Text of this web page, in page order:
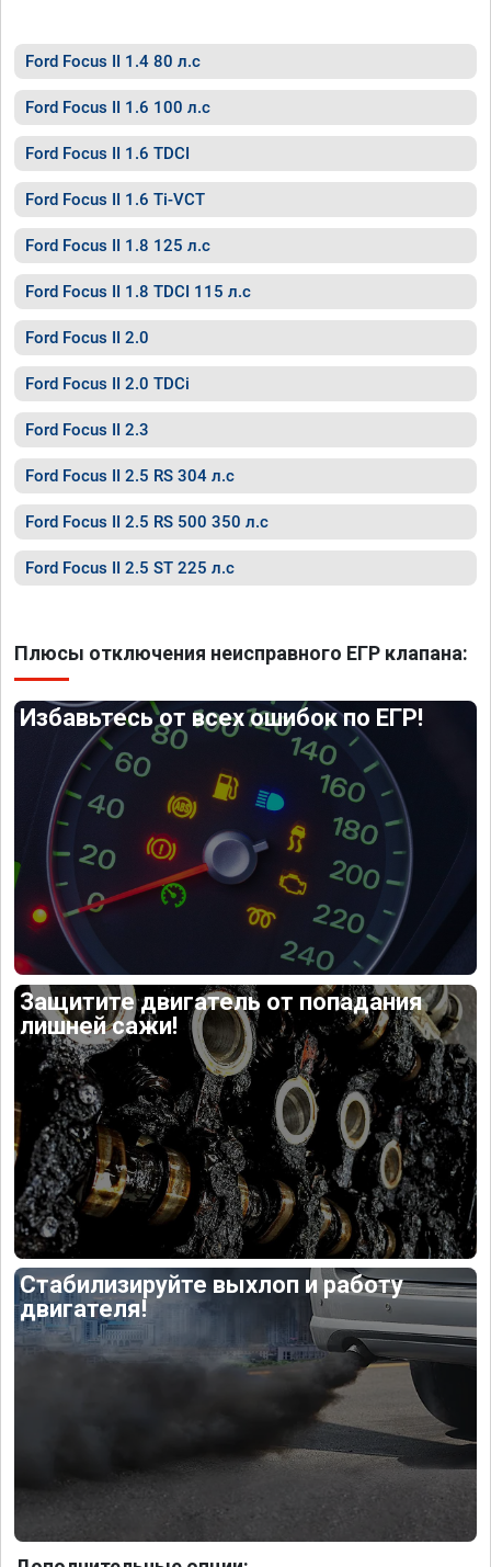
Ford Focus II 1.4 80 л.с
Ford Focus II 1.6 100 л.с
Ford Focus II 1.6 TDCI
Ford Focus II 1.6 Ti-VCT
Ford Focus II 1.8 125 л.с
Ford Focus II 1.8 TDCI 115 л.с
Ford Focus II 2.0
Ford Focus II 2.0 TDCi
Ford Focus II 2.3
Ford Focus II 2.5 RS 304 л.с
Ford Focus II 2.5 RS 500 350 л.с
Ford Focus II 2.5 ST 225 л.с
Плюсы отключения неисправного ЕГР клапана:
Избавьтесь от всех ошибок по ЕГР!
Защитите двигатель от попадания
лишней сажи!
Стабилизируйте выхлоп и работу
двигателя!